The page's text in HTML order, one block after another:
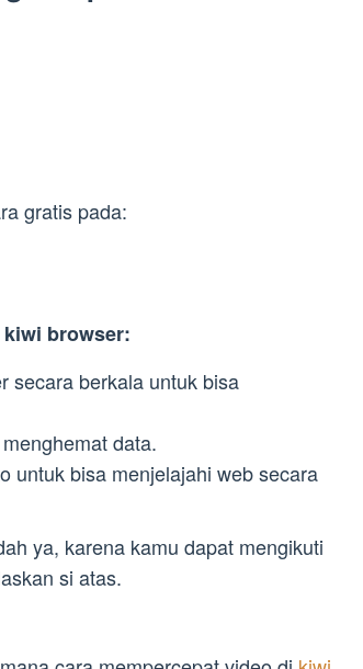
gratis pada:
browser:
secara berkala untuk bisa
data.
untuk bisa menjelajahi web secara
ya, karena kamu dapat mengikuti
si atas.